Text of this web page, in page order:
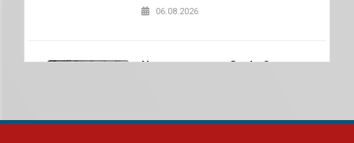
06.08.2026
Nova apresentação do Centro